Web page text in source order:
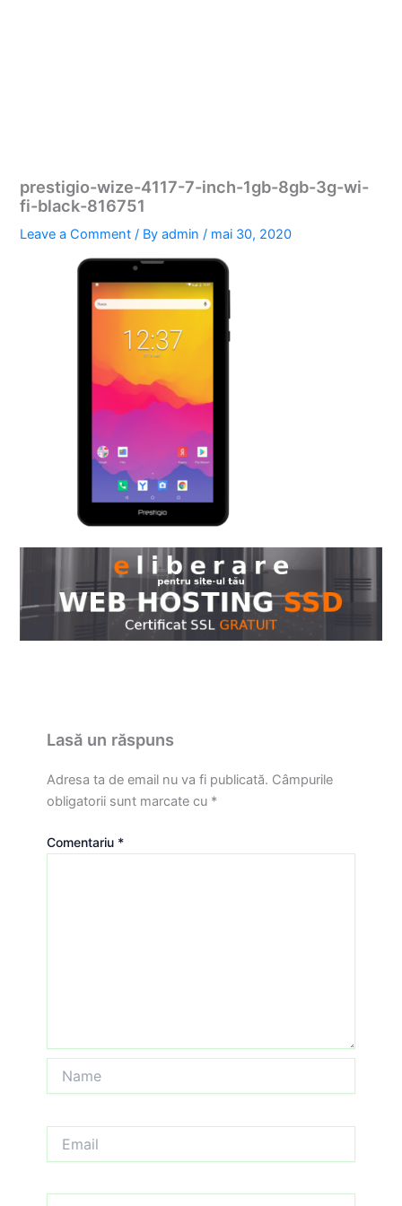
prestigio-wize-4117-7-inch-1gb-8gb-3g-wi-
fi-black-816751
Leave a Comment / Byadmin/ mai 30, 2020
Lasă un răspuns
Adresa ta de email nu va fi publicată. Câmpurile
obligatorii sunt marcate cu *
Comentariu *